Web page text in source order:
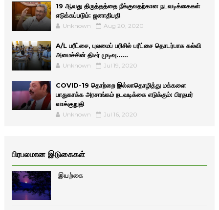
19 ஆவது திருத்தத்தை நீக்குவதற்கான நடவடிக்கைகள்
எடுக்கப்படும்: ஜனாதிபதி
Unknown Aug 20, 2020
A/L பரீட்சை, புலமைப் பரிசில் பரீட்சை தொடர்பாக கல்வி
அமைச்சின் திடீர் முடிவு......
Unknown Jul 19, 2020
COVID-19 தொற்றை இல்லாதொழித்து மக்களை
பாதுகாக்க அரசாங்கம் நடவடிக்கை எடுக்கும்: பிரதமர்
வாக்குறுதி
Unknown Jul 16, 2020
பிரபலமான இடுகைகள்
இயற்கை